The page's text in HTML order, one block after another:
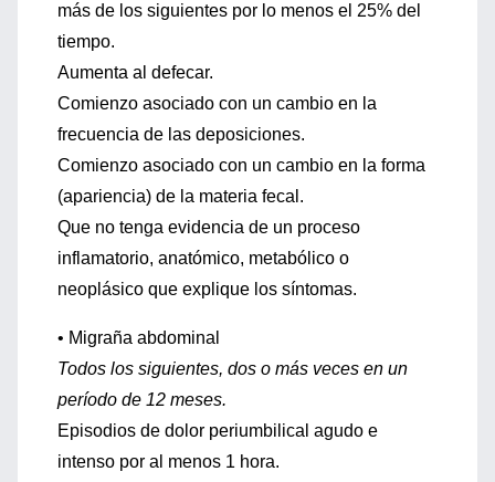
más de los siguientes por lo menos el 25% del
tiempo.
Aumenta al defecar.
Comienzo asociado con un cambio en la
frecuencia de las deposiciones.
Comienzo asociado con un cambio en la forma
(apariencia) de la materia fecal.
Que no tenga evidencia de un proceso
inflamatorio, anatómico, metabólico o
neoplásico que explique los síntomas.
• Migraña abdominal
Todos los siguientes, dos o más veces en un
período de 12 meses.
Episodios de dolor periumbilical agudo e
intenso por al menos 1 hora.